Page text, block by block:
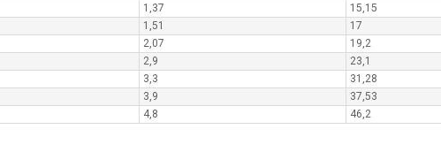
1,37
15,15
1,51
17
2,07
19,2
2,9
23,1
3,3
31,28
3,9
37,53
4,8 46,2